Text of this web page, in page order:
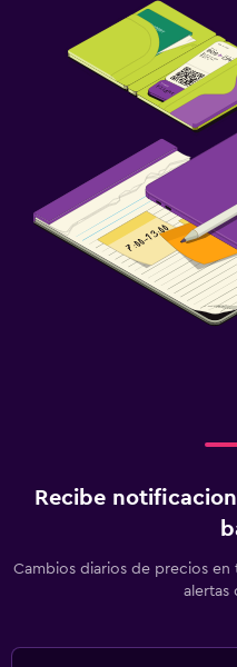
Recibe
Cambios diarios de precios
alertas